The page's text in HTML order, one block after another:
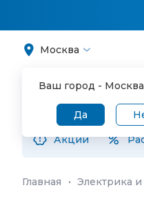
Москва
Ваш город - Москва
Да
Акции
Главная · Электрика